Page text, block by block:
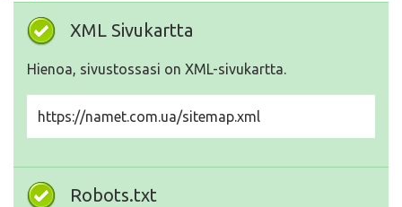
XML Sivukartta
Hienoa, sivustossasi on XML-sivukartta.
https://namet.com.ua/sitemap.xml
Robots.txt